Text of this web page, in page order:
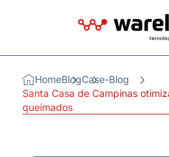
HomeBlogCase-Blog
Santa Casa de Campinas
queimados